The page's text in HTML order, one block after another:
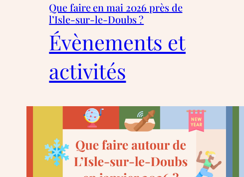
Que faire en mai 2026 près de
l’Isle-sur-le-Doubs ?
Évènements et
activités